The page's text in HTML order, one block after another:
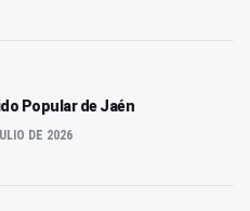
Popular de Jaén
DE 2026